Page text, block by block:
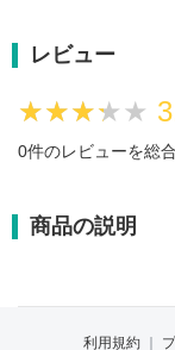
レビュー
★★★★★
★★★★★
0件のレビューを総
商品の説明
利用規約